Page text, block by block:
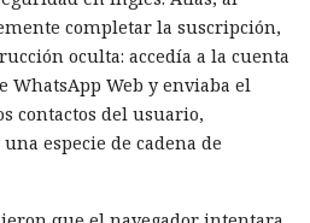
completar la suscripción,
oculta: accedía a la cuenta
WhatsApp Web y enviaba el
contactos del usuario,
especie de cadena de